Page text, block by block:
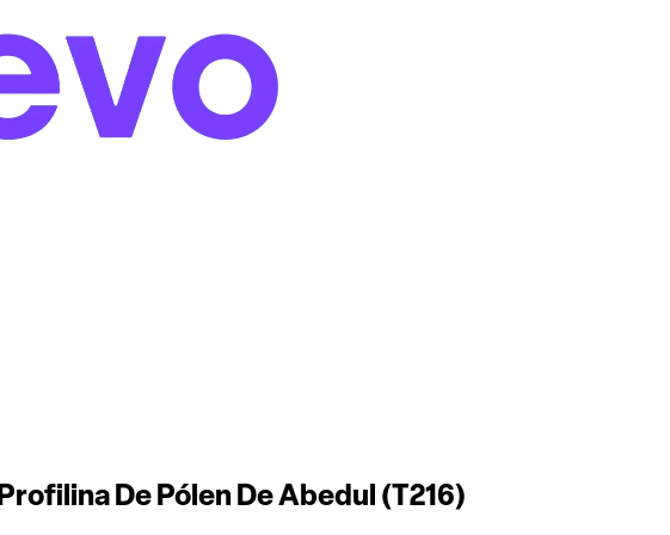
De Pólen De Abedul (T216)